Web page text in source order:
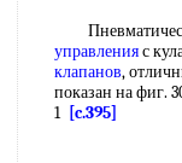
управленияс
клапанов,
показан на фиг.
1 [c.395]